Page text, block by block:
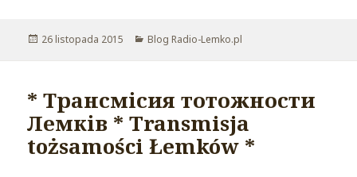
Opublikowano
26 listopada 2015 Kategorie
Blog Radio-Lemko.pl
* Трансмісия тотожности
Лемків * Transmisja
tożsamości Łemków *